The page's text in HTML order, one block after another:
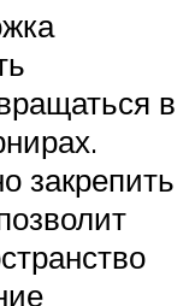
в
закрепить